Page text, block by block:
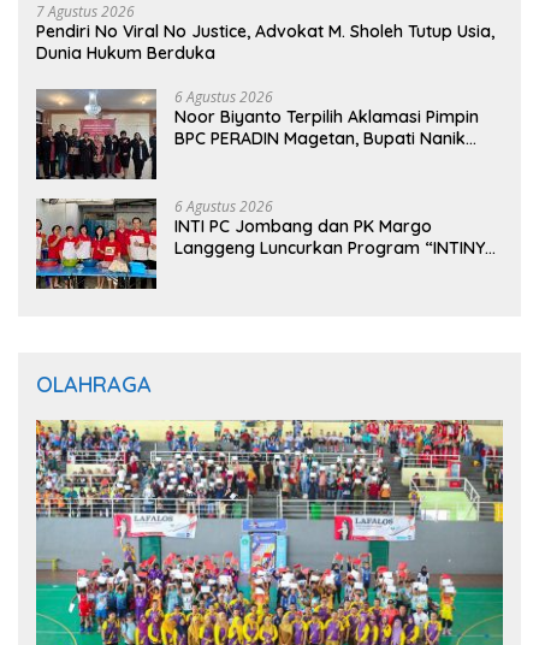
7 Agustus 2026
Pendiri No Viral No Justice, Advokat M. Sholeh Tutup Usia,
Dunia Hukum Berduka
6 Agustus 2026
Noor Biyanto Terpilih Aklamasi Pimpin
BPC PERADIN Magetan, Bupati Nanik
6 Agustus 2026
INTI PC Jombang dan PK Margo
Langgeng Luncurkan Program “INTINYA
OLAHRAGA